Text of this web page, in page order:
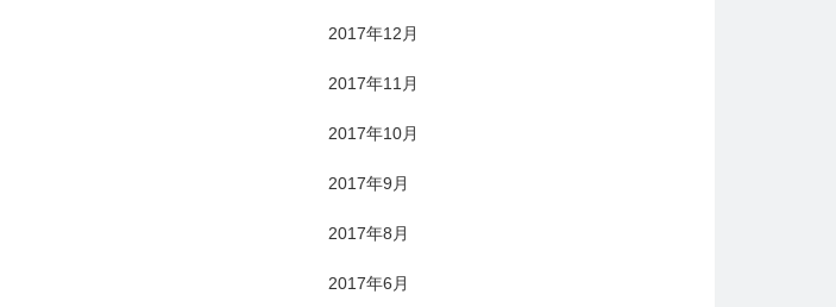
2017年12月
2017年11月
2017年10月
2017年9月
2017年8月
2017年6月